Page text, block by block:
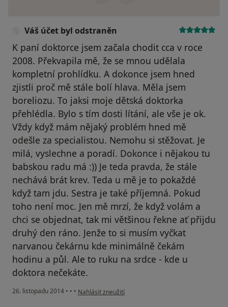
Váš účet byl odstraněn
K paní doktorce jsem začala chodit cca v roce
2008. Překvapila mě, že se mnou udělala
kompletní prohlídku. A dokonce jsem hned
zjistli proč mě stále bolí hlava. Měla jsem
boreliozu. To jaksi moje dětská doktorka
přehlédla. Bylo s tím dosti lítání, ale vše je ok.
Vždy když mám nějaký problém hned mě
odešle za specialistou. Nemohu si stěžovat. Je
milá, vyslechne a poradí. Dokonce i nějakou tu
babskou radu má :)) Je teda pravda, že stále
nechává brát krev. Teda u mě je to pokaždé
když tam jdu. Sestra je také příjemná. Pokud
toho není moc. Jen mě mrzí, že když volám a
chci se objednat, tak mi většinou řekne ať přijdu
druhý den ráno. Jenže to si musím vyčkat
narvanou čekárnu kde minimálně čekám
hodinu a půl. Ale to ruku na srdce - kde u
doktora nečekáte.
26. listopadu 2014 • • • podle názoru uživatele Váš účet byl odstraněn
Nahlásit zneužití